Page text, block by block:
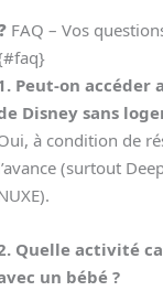
FAQ – Vos
Peut-on accéder
Disney sans
à condition de
(surtout
Quelle activité
un bébé ?